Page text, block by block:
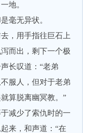
地。
毫无异状。
，用手指往巨石上
而出，剩下一个极
长叹道：“老弟
服人，但对于老弟
算脱离幽冥教。”
减少了索仇时的一
来，和声道：“在